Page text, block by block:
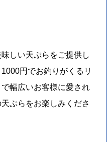
しい天ぷらをご提供し
円でお釣りがくるリ
幅広いお客様に愛され
ぷらをお楽しみくださ